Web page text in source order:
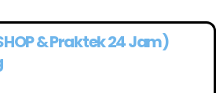
& Praktek 24 Jam)